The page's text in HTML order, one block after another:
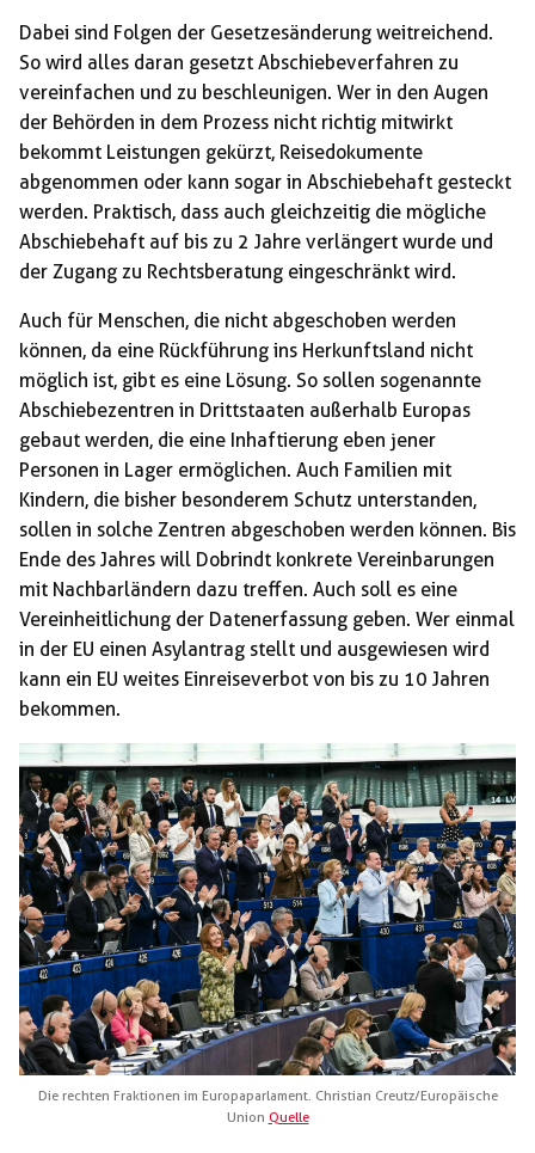
Dabei sind Folgen der Gesetzesänderung weitreichend.
So wird alles daran gesetzt Abschiebeverfahren zu
vereinfachen und zu beschleunigen. Wer in den Augen
der Behörden in dem Prozess nicht richtig mitwirkt
bekommt Leistungen gekürzt, Reisedokumente
abgenommen oder kann sogar in Abschiebehaft gesteckt
werden. Praktisch, dass auch gleichzeitig die mögliche
Abschiebehaft auf bis zu 2 Jahre verlängert wurde und
der Zugang zu Rechtsberatung eingeschränkt wird.
Auch für Menschen, die nicht abgeschoben werden
können, da eine Rückführung ins Herkunftsland nicht
möglich ist, gibt es eine Lösung. So sollen sogenannte
Abschiebezentren in Drittstaaten außerhalb Europas
gebaut werden, die eine Inhaftierung eben jener
Personen in Lager ermöglichen. Auch Familien mit
Kindern, die bisher besonderem Schutz unterstanden,
sollen in solche Zentren abgeschoben werden können. Bis
Ende des Jahres will Dobrindt konkrete Vereinbarungen
mit Nachbarländern dazu treffen. Auch soll es eine
Vereinheitlichung der Datenerfassung geben. Wer einmal
in der EU einen Asylantrag stellt und ausgewiesen wird
kann ein EU weites Einreiseverbot von bis zu 10 Jahren
bekommen.
Die rechten Fraktionen im Europaparlament. Christian Creutz/Europäische
Union Quelle